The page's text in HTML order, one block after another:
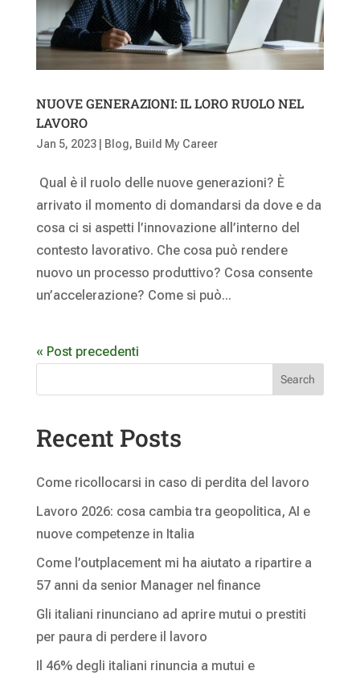
NUOVE GENERAZIONI: IL LORO RUOLO NEL
LAVORO
Jan 5, 2023| Blog, Build My Career
Qual è il ruolo delle nuove generazioni? È
arrivato il momento di domandarsi da dove e da
cosa ci si aspetti l’innovazione all’interno del
contesto lavorativo. Che cosa può rendere
nuovo un processo produttivo? Cosa consente
un’accelerazione? Come si può...
« Post precedenti
Search
Recent Posts
Come ricollocarsi in caso di perdita del lavoro
Lavoro 2026: cosa cambia tra geopolitica, AI e
nuove competenze in Italia
Come l’outplacement mi ha aiutato a ripartire a
57 anni da senior Manager nel finance
Gli italiani rinunciano ad aprire mutui o prestiti
per paura di perdere il lavoro
Il 46% degli italiani rinuncia a mutui e